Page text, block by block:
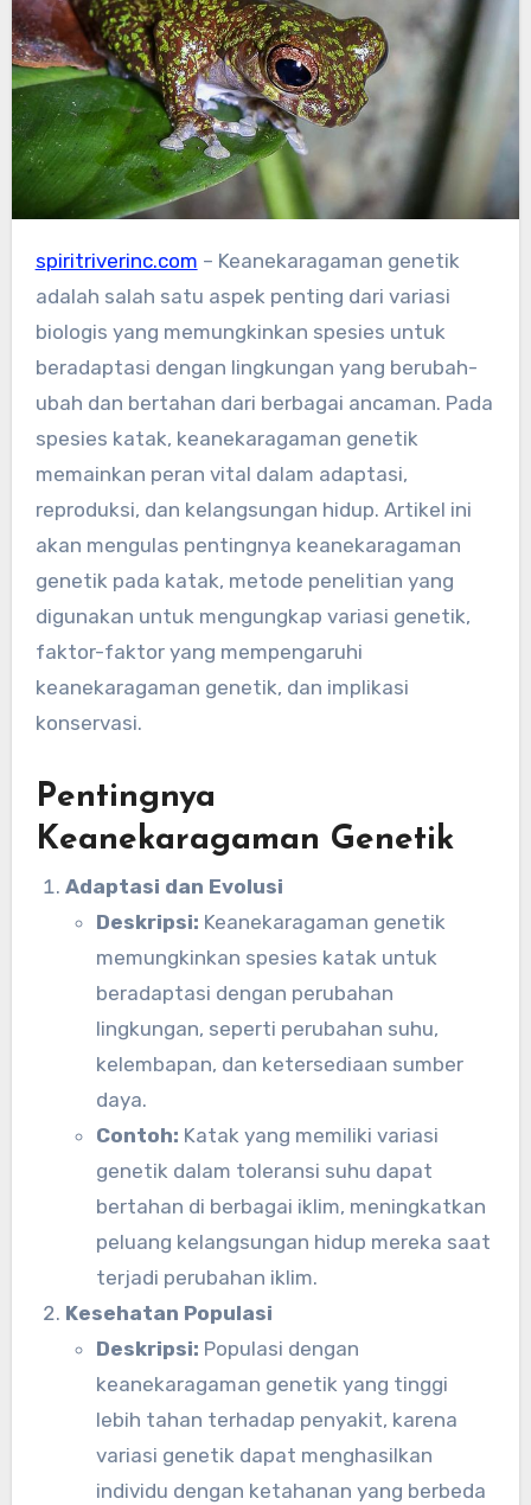
spiritriverinc.com – Keanekaragaman genetik
adalah salah satu aspek penting dari variasi
biologis yang memungkinkan spesies untuk
beradaptasi dengan lingkungan yang berubah-
ubah dan bertahan dari berbagai ancaman. Pada
spesies katak, keanekaragaman genetik
memainkan peran vital dalam adaptasi,
reproduksi, dan kelangsungan hidup. Artikel ini
akan mengulas pentingnya keanekaragaman
genetik pada katak, metode penelitian yang
digunakan untuk mengungkap variasi genetik,
faktor-faktor yang mempengaruhi
keanekaragaman genetik, dan implikasi
konservasi.
Pentingnya
Keanekaragaman Genetik
Adaptasi dan Evolusi
Deskripsi: Keanekaragaman genetik
memungkinkan spesies katak untuk
beradaptasi dengan perubahan
lingkungan, seperti perubahan suhu,
kelembapan, dan ketersediaan sumber
daya.
Contoh: Katak yang memiliki variasi
genetik dalam toleransi suhu dapat
bertahan di berbagai iklim, meningkatkan
peluang kelangsungan hidup mereka saat
terjadi perubahan iklim.
Kesehatan Populasi
Deskripsi: Populasi dengan
keanekaragaman genetik yang tinggi
lebih tahan terhadap penyakit, karena
variasi genetik dapat menghasilkan
individu dengan ketahanan yang berbeda